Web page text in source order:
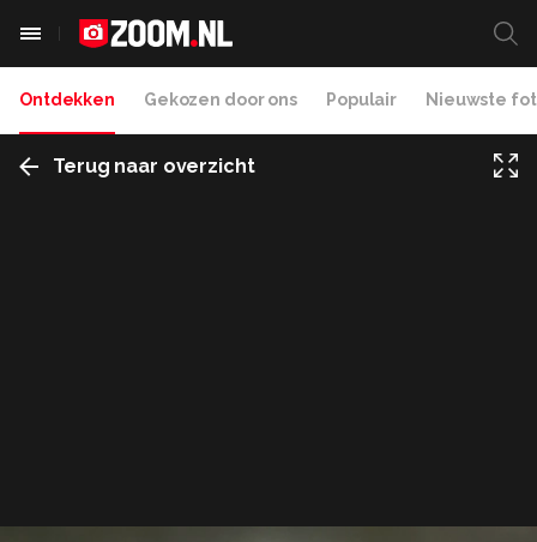
Ontdekken Gekozen door ons Populair Nieuwste
Terug naar overzicht